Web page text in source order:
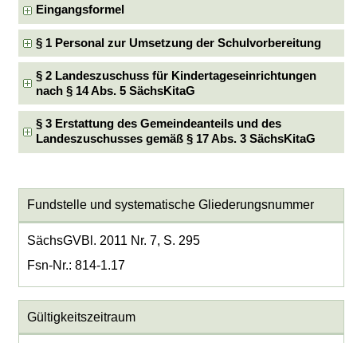
Eingangsformel
§ 1 Personal zur Umsetzung der Schulvorbereitung
§ 2 Landeszuschuss für Kindertageseinrichtungen
nach § 14 Abs. 5 SächsKitaG
§ 3 Erstattung des Gemeindeanteils und des
Landeszuschusses gemäß § 17 Abs. 3 SächsKitaG
Fundstelle und systematische Gliederungsnummer
SächsGVBl. 2011 Nr. 7, S. 295
Fsn-Nr.: 814-1.17
Gültigkeitszeitraum